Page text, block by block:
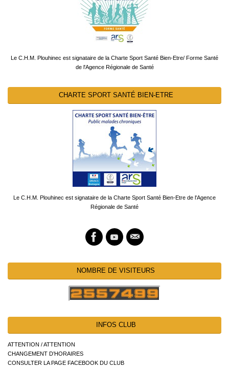
Le C.H.M. Plouhinec est signataire de la Charte Sport Santé Bien-Etre/ Forme Santé
de l'Agence Régionale de Santé
CHARTE SPORT SANTÉ BIEN-ETRE
Le C.H.M. Plouhinec est signataire de la Charte Sport Santé Bien-Etre de l'Agence
Régionale de Santé
NOMBRE DE VISITEURS
INFOS CLUB
ATTENTION / ATTENTION
CHANGEMENT D’HORAIRES
CONSULTER LA PAGE FACEBOOK DU CLUB